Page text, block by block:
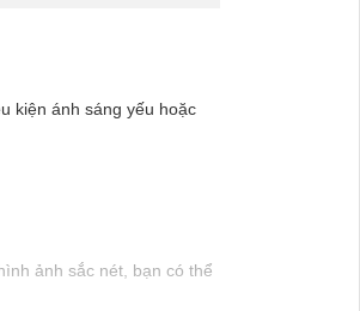
kiện ánh sáng yếu hoặc
ảnh sắc nét, bạn có thể